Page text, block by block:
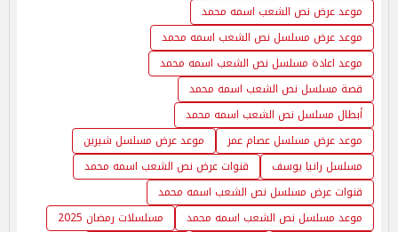
موعد عرض نص الشعب اسمه محمد
موعد عرض مسلسل نص الشعب اسمه محمد
موعد اعادة مسلسل نص الشعب اسمه محمد
قصة مسلسل نص الشعب اسمه محمد
أبطال مسلسل نص الشعب اسمه محمد
موعد عرض مسلسل عصام عمر
موعد عرض مسلسل شيرين
مسلسل رانيا يوسف
قنوات عرض نص الشعب اسمه محمد
قنوات عرض مسلسل نص الشعب اسمه محمد
موعد مسلسل نص الشعب اسمه محمد
مسلسلات رمضان 2025